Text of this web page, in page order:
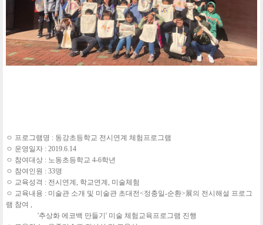
ㅇ 프로그램명 : 동강초등학교 전시연계 체험프로그램
ㅇ 운영일자 : 2019.6.14
ㅇ 참여대상 : 노동초등학교 4-6학년
ㅇ 참여인원 : 33명
ㅇ 교육성격 : 전시연계, 학교연계, 미술체험
ㅇ 교육내용 : 미술관 소개 및 미술관 초대전<정충일-순환>展의 전시해설 프로그
램 참여 ,
'추상화 에코백 만들기' 미술 체험교육프로그램 진행